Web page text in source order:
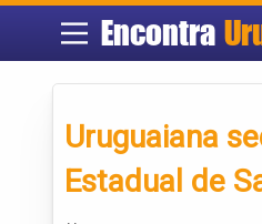
Encontra
Uruguaiana
Estadual de